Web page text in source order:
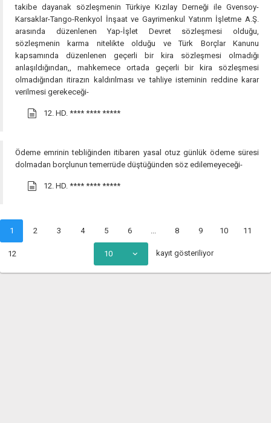
takibe dayanak sözleşmenin Türkiye Kızılay Derneği ile Gvensoy-
Karsaklar-Tango-Renkyol İnşaat ve Gayrimenkul Yatırım İşletme A.Ş.
arasında düzenlenen Yap-İşlet Devret sözleşmesi olduğu,
sözleşmenin karma nitelikte olduğu ve Türk Borçlar Kanunu
kapsamında düzenlenen geçerli bir kira sözleşmesi olmadığı
anlaşıldığından,, mahkemece ortada geçerli bir kira sözleşmesi
olmadığından itirazın kaldırılması ve tahliye isteminin reddine karar
verilmesi gerekeceği-
12. HD. **** **** *****
Ödeme emrinin tebliğinden itibaren yasal otuz günlük ödeme süresi
dolmadan borçlunun temerrüde düştüğünden söz edilemeyeceği-
12. HD. **** **** *****
1 2 3 4 5 6 ... 8 9 10 11
12 10 kayıt gösteriliyor